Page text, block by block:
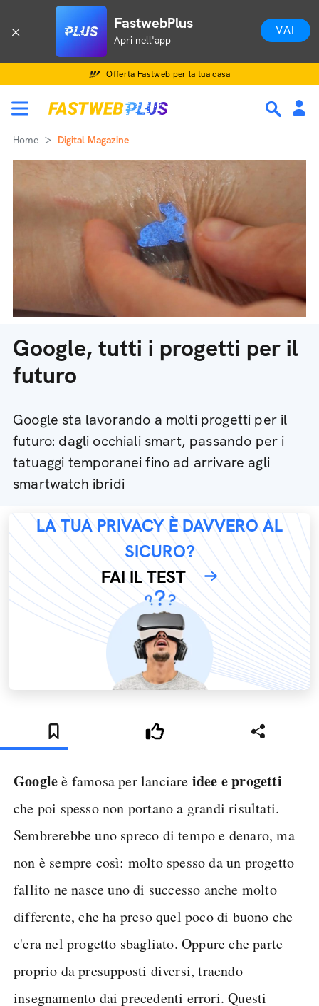
FastwebPlus
Apri nell'app
VAI
Offerta Fastweb per la tua casa
Home Digital Magazine
Google, tutti i progetti per il
futuro
Google sta lavorando a molti progetti per il
futuro: dagli occhiali smart, passando per i
tatuaggi temporanei fino ad arrivare agli
smartwatch ibridi
LA TUA PRIVACY È DAVVERO AL
SICURO?
FAI IL TEST
Googleè famosa per lanciare idee e progetti
che poi spesso non portano a grandi risultati.
Sembrerebbe uno spreco di tempo e denaro, ma
non è sempre così: molto spesso da un progetto
fallito ne nasce uno di successo anche molto
differente, che ha preso quel poco di buono che
c'era nel progetto sbagliato. Oppure che parte
proprio da presupposti diversi, traendo
insegnamento dai precedenti errori. Questi